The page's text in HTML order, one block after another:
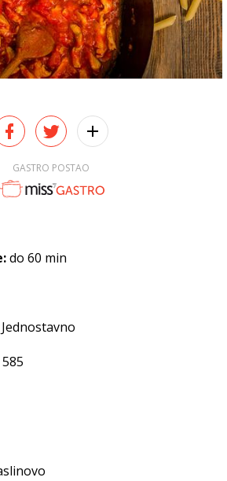
GASTRO POSTAO
do 60 min
Jednostavno
585